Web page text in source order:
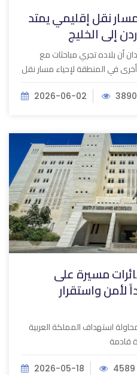
نقل إقليمي يمتد
إلى الخليج
أن بلاده تجري مباحثات مع
في المنطقة لإحياء مسار نقل
2026-06-02 3890
مسيرة على
لأمن واستقرار
استهداف المملكة العربية
قادمة
2026-05-18 4589